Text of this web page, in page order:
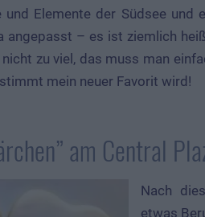
Elemente der Südsee
angepasst – es ist ziemlich
zu viel, das muss man
mein neuer Favorit wird!
am Central
Nach
etwas